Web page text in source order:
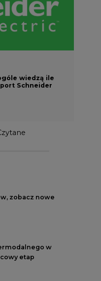
wiedzą ile
Schneider
zobacz nowe
w
etap